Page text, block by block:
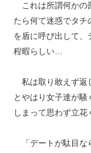
これは所謂何かの
たら何て迷惑でタ
を盾に呼び出して、
程暇らしい…
私は取り敢えず返
とやはり女子達が
しまって思わず立花
「デートが駄目な